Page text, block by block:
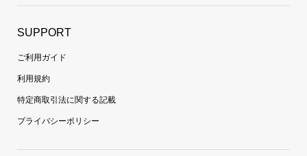
SUPPORT
ご利用ガイド
利用規約
特定商取引法に関する記載
プライバシーポリシー